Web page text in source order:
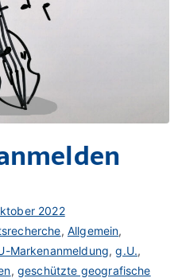
2022
, Allgemein,
Markenanmeldung,g.U.,
, geschützte geografische